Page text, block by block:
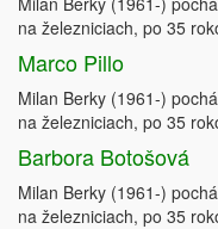
na železniciach, po 35
Marco Pillo
Milan Berky (1961-)
na železniciach, po 35
Barbora Botošová
Milan Berky (1961-)
na železniciach, po 35